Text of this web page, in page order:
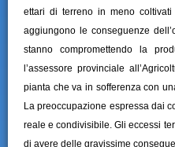
ettari di terreno in meno coltivati
aggiungono le conseguenze
stanno compromettendo la
l’assessore provinciale
pianta che va in sofferenza con
La preoccupazione espressa dai
reale e condivisibile. Gli eccessi
di avere delle gravissime